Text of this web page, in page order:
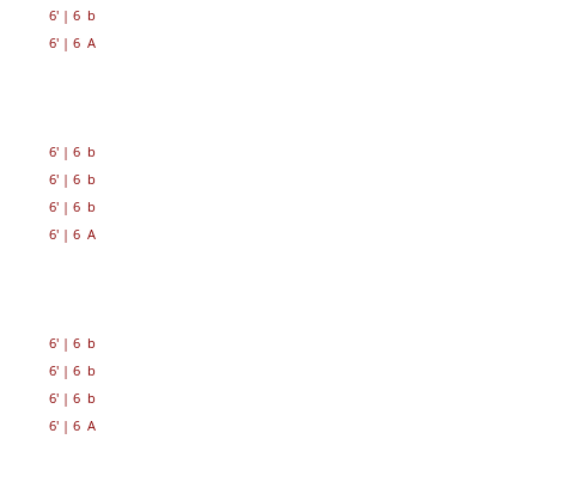
6'| 6 b
6'| 6 A
6'| 6 b
6'| 6 b
6'| 6 b
6'| 6 A
6'| 6 b
6'| 6 b
6'| 6 b
6'| 6 A